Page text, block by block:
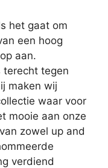
het gaat om
een hoog
aan.
terecht tegen
maken wij
waar voor
mooie aan onze
zowel up and
verdiend